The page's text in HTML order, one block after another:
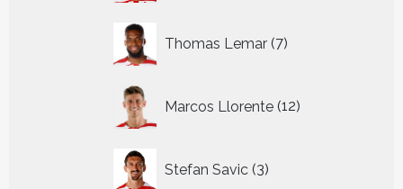
Thomas Lemar 7
producten
Marcos Llorente 12
producten
Stefan Savic 3
producten